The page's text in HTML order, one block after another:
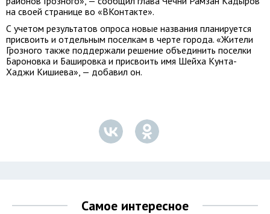
на своей странице во «ВКонтакте».
С учетом результатов опроса новые названия планируется
присвоить и отдельным поселкам в черте города. «Жители
Грозного также поддержали решение объединить поселки
Бароновка и Башировка и присвоить имя Шейха Кунта-
Хаджи Кишиева», — добавил он.
Самое интересное